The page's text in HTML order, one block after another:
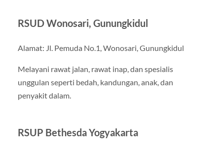
RSUD Wonosari, Gunungkidul
Alamat: Jl. Pemuda No.1, Wonosari, Gunungkidul
Melayani rawat jalan, rawat inap, dan spesialis
unggulan seperti bedah, kandungan, anak, dan
penyakit dalam.
RSUP Bethesda Yogyakarta